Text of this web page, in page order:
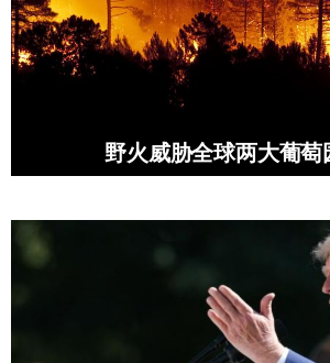
野火威胁全球两大葡萄